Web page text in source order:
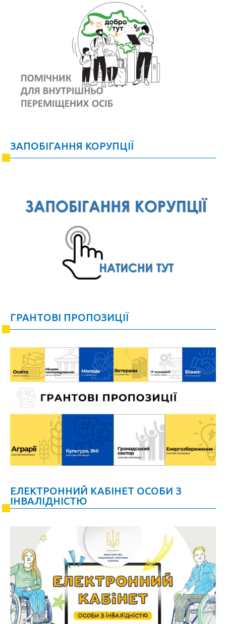
ЗАПОБІГАННЯ КОРУПЦІЇ
ГРАНТОВІ ПРОПОЗИЦІЇ
ЕЛЕКТРОННИЙ КАБІНЕТ ОСОБИ З
ІНВАЛІДНІСТЮ